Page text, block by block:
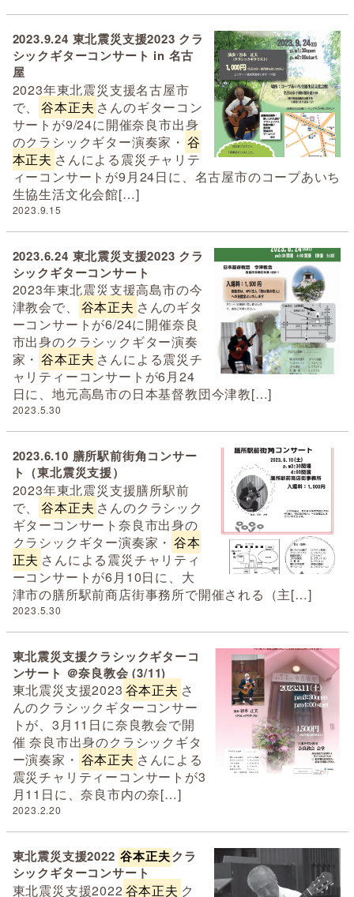
2023.9.24 東北震災支援2023 クラ
シックギターコンサート in 名古
屋
2023年東北震災支援名古屋市
で、
谷本正夫 さんのギターコン
サートが9/24に開催奈良市出身
のクラシックギター演奏家・ 谷
本正夫 さんによる震災チャリテ
ィーコンサートが9月24日に、名古屋市のコープあいち
生協生活文化会館[…]
2023.9.15
2023.6.24 東北震災支援2023 クラ
シックギターコンサート
2023年東北震災支援高島市の今
津教会で、
谷本正夫 さんのギタ
ーコンサートが6/24に開催奈良
市出身のクラシックギター演奏
家・ 谷本正夫 さんによる震災チ
ャリティーコンサートが6月24
日に、地元高島市の日本基督教団今津教[…]
2023.5.30
2023.6.10 膳所駅前街角コンサー
ト（東北震災支援）
2023年東北震災支援膳所駅前
で、
谷本正夫 さんのクラシック
ギターコンサート奈良市出身の
クラシックギター演奏家・ 谷本
正夫 さんによる震災チャリティ
ーコンサートが6月10日に、大
津市の膳所駅前商店街事務所で開催される（主[…]
2023.5.30
東北震災支援クラシックギターコ
ンサート ＠奈良教会 (3/11)
東北震災支援2023 谷本正夫 さ
んのクラシックギターコンサー
トが、3月11日に奈良教会で開
催 奈良市出身のクラシックギタ
ー演奏家・ 谷本正夫 さんによる
震災チャリティーコンサートが3
月11日に、奈良市内の奈[…]
2023.2.20
東北震災支援2022 谷本正夫クラ
シックギターコンサート
東北震災支援2022 谷本正夫 ク